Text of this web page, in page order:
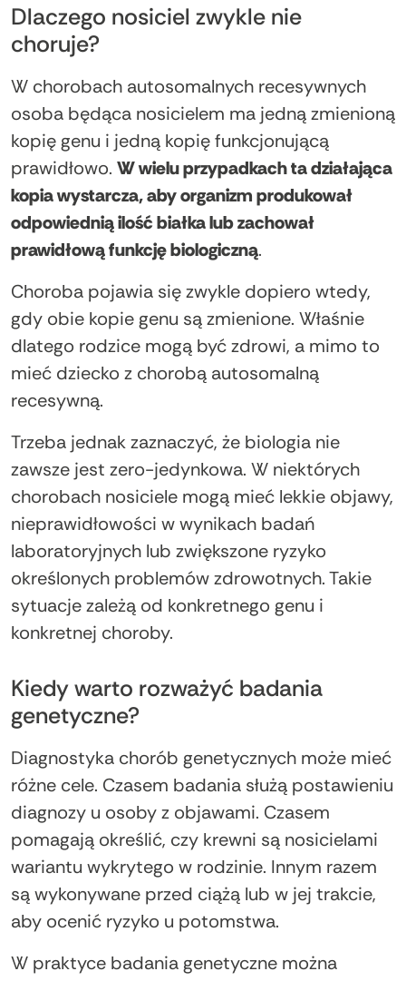
Dlaczego nosiciel zwykle nie
choruje?
W chorobach autosomalnych recesywnych
osoba będąca nosicielem ma jedną zmienioną
kopię genu i jedną kopię funkcjonującą
prawidłowo. W wielu przypadkach ta działająca
kopia wystarcza, aby organizm produkował
odpowiednią ilość białka lub zachował
prawidłową funkcję biologiczną.
Choroba pojawia się zwykle dopiero wtedy,
gdy obie kopie genu są zmienione. Właśnie
dlatego rodzice mogą być zdrowi, a mimo to
mieć dziecko z chorobą autosomalną
recesywną.
Trzeba jednak zaznaczyć, że biologia nie
zawsze jest zero-jedynkowa. W niektórych
chorobach nosiciele mogą mieć lekkie objawy,
nieprawidłowości w wynikach badań
laboratoryjnych lub zwiększone ryzyko
określonych problemów zdrowotnych. Takie
sytuacje zależą od konkretnego genu i
konkretnej choroby.
Kiedy warto rozważyć badania
genetyczne?
Diagnostyka chorób genetycznych może mieć
różne cele. Czasem badania służą postawieniu
diagnozy u osoby z objawami. Czasem
pomagają określić, czy krewni są nosicielami
wariantu wykrytego w rodzinie. Innym razem
są wykonywane przed ciążą lub w jej trakcie,
aby ocenić ryzyko u potomstwa.
W praktyce badania genetyczne można